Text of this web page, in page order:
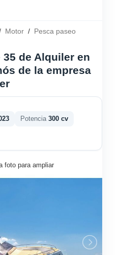
Motor / Pesca paseo
de Alquiler en
de la empresa
Potencia 300 cv
foto para ampliar